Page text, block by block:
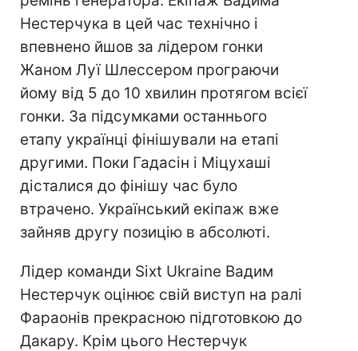
Нестерчука в цей час технічно і
впевнено йшов за лідером гонки
Жаном Луї Шлессером програючи
йому від 5 до 10 хвилин протягом всієї
гонки. За підсумками останнього
етапу українці фінішували на етапі
другими. Поки Гадасін і Міцухаші
дісталися до фінішу час було
втрачено. Український екіпаж вже
зайняв другу позицію в абсолюті.
Лідер команди Sixt Ukraine Вадим
Нестерчук оцінює свій виступ на ралі
Фараонів прекрасною підготовкою до
Дакару. Крім цього Нестерчук